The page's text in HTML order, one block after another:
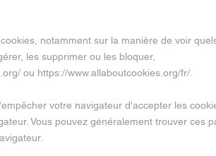
notamment sur la manière de voir
les supprimer ou les bloquer,
ou https://www.allaboutcookies.org/fr/
votre navigateur d'accepter les
Vous pouvez généralement trouver ces